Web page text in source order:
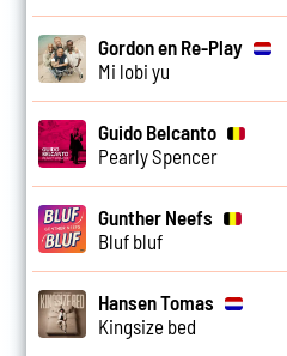
Gordon en Re-Play
Mi lobi yu
Guido Belcanto
Pearly Spencer
Gunther Neefs
Bluf bluf
Hansen Tomas
Kingsize bed